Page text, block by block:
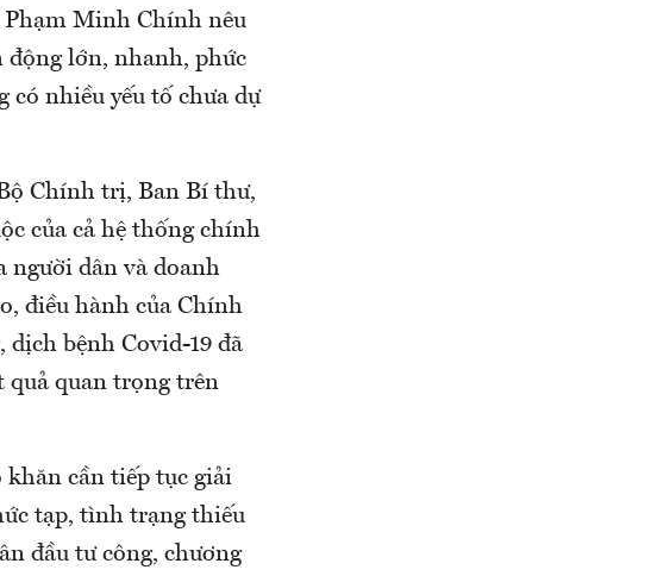
Minh Chính nêu
lớn, nhanh, phức
có nhiều yếu tố chưa dự
Chính trị, Ban Bí thư,
của cả hệ thống chính
người dân và doanh
điều hành của Chính
bệnh Covid-19 đã
quan trọng trên
cần tiếp tục giải
tạp, tình trạng thiếu
đầu tư công, chương